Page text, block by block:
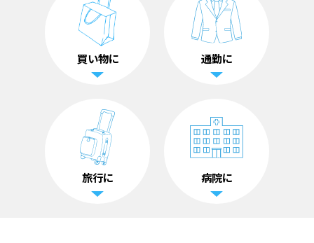
買い物に 通勤に
旅行に 病院に